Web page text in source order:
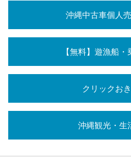
沖縄中古車個人
【無料】遊漁船
クリックお
沖縄観光・生